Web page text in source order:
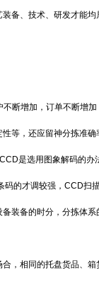
备、技术、研发才能
断增加，订单不断增
等，还应留神分拣准确
是选用图象解码的
的才调较强，CCD扫
装备的时分，分拣体系
，相同的托盘货品、